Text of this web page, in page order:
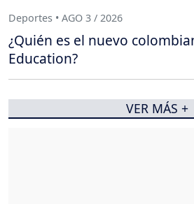
Deportes • AGO 3 / 2026
¿Quién es el nuevo
Education?
VER MÁS +